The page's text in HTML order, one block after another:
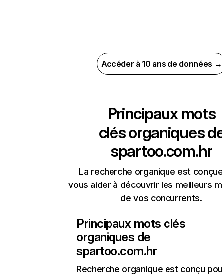
Accéder à 10 ans de données →
Principaux mots
clés organiques
spartoo.com.hr
La recherche organique est
vous aider à découvrir les meilleurs
de vos concurrents.
Principaux mots clés
organiques de
spartoo.com.hr
Recherche organique est conçu